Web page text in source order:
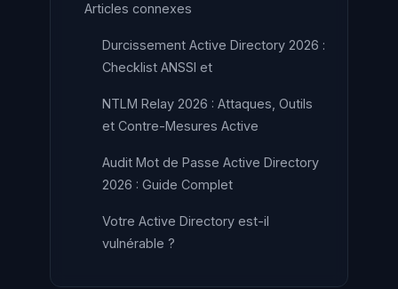
Articles connexes
Durcissement Active Directory 2026 :
Checklist ANSSI et
NTLM Relay 2026 : Attaques, Outils
et Contre-Mesures Active
Audit Mot de Passe Active Directory
2026 : Guide Complet
Votre Active Directory est-il
vulnérable ?